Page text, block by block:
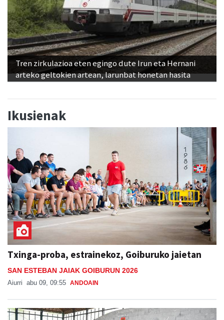
Tren zirkulazioa eten egingo dute Irun eta Hernani
arteko geltokien artean, larunbat honetan hasita
Ikusienak
Txinga-proba, estrainekoz, Goiburuko jaietan
SAN ESTEBAN JAIAK GOIBURUN 2026
Aiurri abu 09, 09:55 ANDOAIN